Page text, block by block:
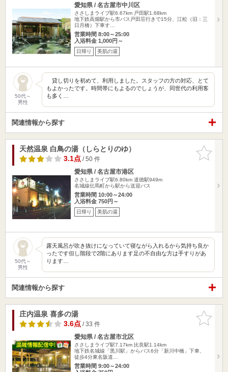
愛知県 / 名古屋市中川区
ささしまライブ駅6.67km 戸田駅1.68km
地下鉄高畑駅から市バス戸田荘行きで15分、江松（旧：三
日月橋）下車す…
営業時間 8:00～25:00
入浴料金 1,000円～
日帰り 美肌の湯
50代～
男性
貸し切りを初めて、利用しました。スタッフの方の対応、とて
もよかったです。時間帯にもよるのでしょうが、同世代の利用客
も多く…
関連情報から探す
お気に入
りに追加
天然温泉 白鳥の湯（しらとりのゆ）
3.1点/ 50 件
愛知県 / 名古屋市港区
ささしまライブ駅6.80km 道徳駅949m
名城線伝馬町から駅から送迎バス
営業時間 10:00～24:00
入浴料金 750円～
日帰り 美肌の湯
50代～
男性
露天風呂が吹き抜けになっていて寝ながら入れるから気持ち良か
ったです但し階段で2階にあります足の不自由な方は手すりがあ
ります…
関連情報から探す
お気に入
りに追加
庄内温泉 喜多の湯
3.6点/ 33 件
愛知県 / 名古屋市北区
ささしまライブ駅7.17km 比良駅1.14km
地下鉄名城線「黒川駅」からバス6分「新川中橋」下車、
徒歩4分東名阪道…
営業時間 9:00～24:00